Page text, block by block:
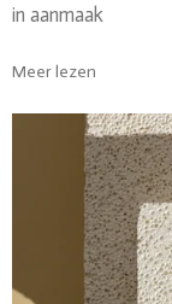
in aanmaak
Meer lezen